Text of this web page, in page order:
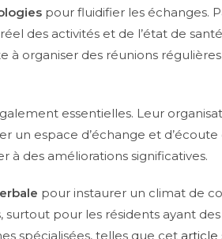
pour fluidifier les échanges.
des activités et de l’état de
à organiser des réunions
essentielles. Leur
un espace d’échange et
à des améliorations significatives.
pour instaurer un climat de
pour les résidents ayant
spécialisées, telles que cet article